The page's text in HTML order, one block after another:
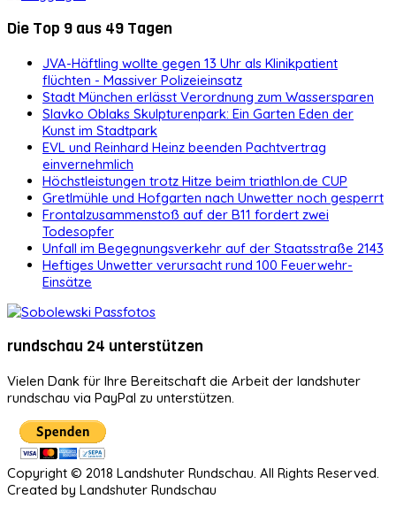
Die Top 9 aus 49 Tagen
JVA-Häftling wollte gegen 13 Uhr als Klinikpatient
flüchten - Massiver Polizeieinsatz
Stadt München erlässt Verordnung zum Wassersparen
Slavko Oblaks Skulpturenpark: Ein Garten Eden der
Kunst im Stadtpark
EVL und Reinhard Heinz beenden Pachtvertrag
einvernehmlich
Höchstleistungen trotz Hitze beim triathlon.de CUP
Gretlmühle und Hofgarten nach Unwetter noch gesperrt
Frontalzusammenstoß auf der B11 fordert zwei
Todesopfer
Unfall im Begegnungsverkehr auf der Staatsstraße 2143
Heftiges Unwetter verursacht rund 100 Feuerwehr-
Einsätze
rundschau 24 unterstützen
Vielen Dank für Ihre Bereitschaft die Arbeit der landshuter
rundschau via PayPal zu unterstützen.
Copyright © 2018 Landshuter Rundschau. All Rights Reserved.
Created by Landshuter Rundschau